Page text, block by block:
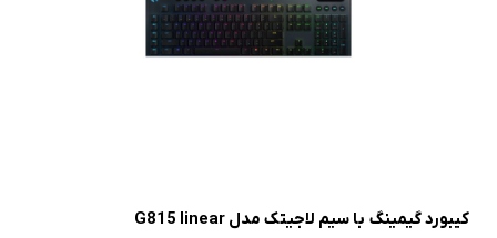
کیبورد گیمینگ با سیم لاجیتک مدل G815 linear